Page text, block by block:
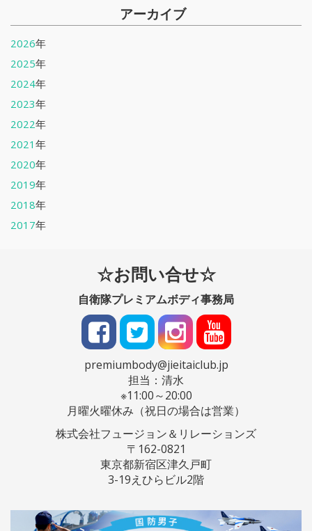
アーカイブ
2026年
2025年
2024年
2023年
2022年
2021 年
2020年
2019年
2018年
2017年
☆お問い合せ☆
自衛隊プレミアムボディ事務局
premiumbody@jieitaiclub.jp
担当：清水
※11:00～20:00
月曜火曜休み（祝日の場合は営業）
株式会社フュージョン＆リレーションズ
〒162-0821
東京都新宿区津久戸町
3-19えひらビル2階